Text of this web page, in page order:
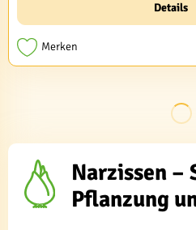
Details
Merken
Narzissen –
Pflanzung